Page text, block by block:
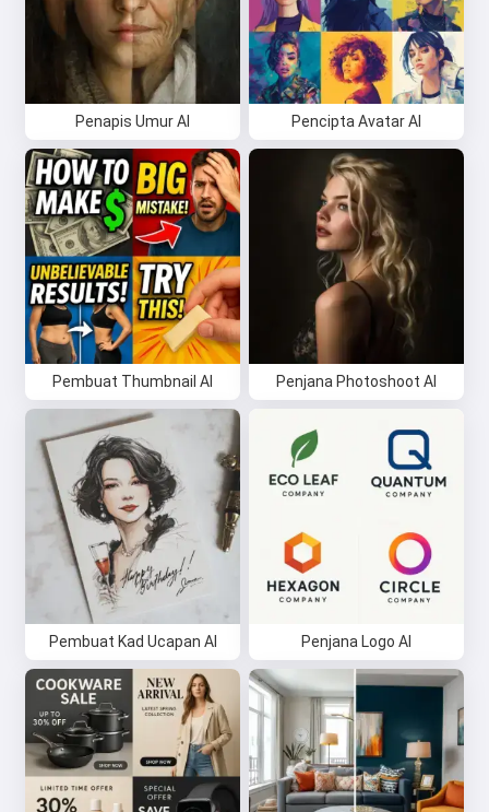
Penapis Umur AI Pencipta Avatar AI
Pembuat Thumbnail AI Penjana Photoshoot AI
Pembuat Kad Ucapan AI Penjana Logo AI